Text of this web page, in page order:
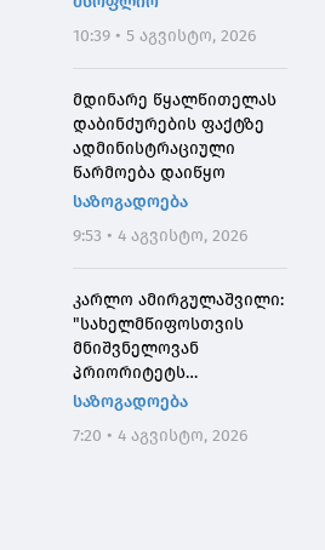
10:39 • 5 აგვისტო, 2026
მდინარე წყალწითელას
დაბინძურების ფაქტზე
ადმინისტრაციული
წარმოება დაიწყო
საზოგადოება
9:53 • 4 აგვისტო, 2026
კარლო ამირგულაშვილი:
"სახელმწიფოსთვის
მნიშვნელოვან
პრიორიტეტს
საქართველოს ტყეების,
დეგრადირებული
საზოგადოება
7:20 • 4 აგვისტო, 2026